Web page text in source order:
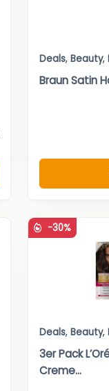
Deals, Beauty,
Braun Satin
-30%
Deals, Beauty,
3er Pack
Creme...